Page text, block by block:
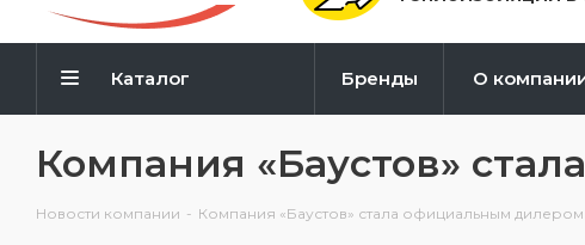
Каталог Бренды О
Компания «Баустов»
Новости компании - Компания «Баустов» стала официальным дилером